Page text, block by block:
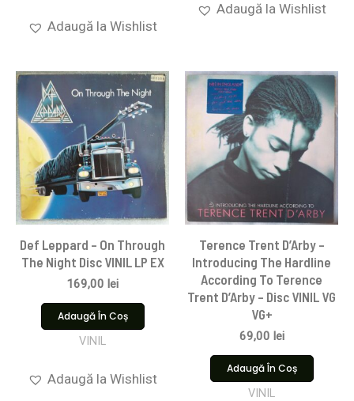
Adaugă la Wishlist
Adaugă la Wishlist
Def Leppard – On Through
The Night Disc VINIL LP EX
169,00 lei
Adaugă În Coș
VINIL
Adaugă la Wishlist
Terence Trent D’Arby –
Introducing The Hardline
According To Terence
Trent D’Arby – Disc VINIL VG
VG+
69,00 lei
Adaugă În Coș
VINIL